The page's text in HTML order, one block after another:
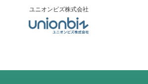
ユニオンビズ株式会社